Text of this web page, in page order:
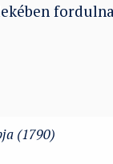
(1790)